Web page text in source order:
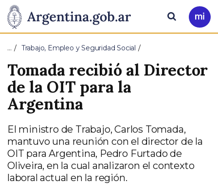
Presidencia
de
la
Nación
Pasar al contenido principal
Ir
a
Buscar
… Trabajo, Empleo y Seguridad Social
Tomada recibió al Director
de la OIT para la
Argentina
El ministro de Trabajo, Carlos Tomada,
mantuvo una reunión con el director de la
OIT para Argentina, Pedro Furtado de
Oliveira, en la cual analizaron el contexto
laboral actual en la región.